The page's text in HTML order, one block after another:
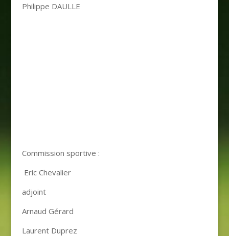
Philippe DAULLE
Commission sportive :
Eric Chevalier
adjoint
Arnaud Gérard
Laurent Duprez